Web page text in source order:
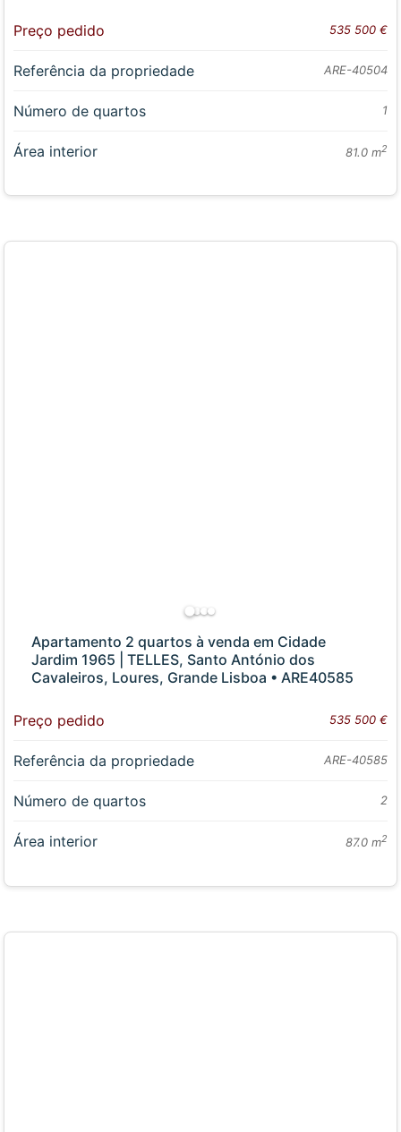
Preço pedido 535 500 €
Referência da propriedade ARE-40504
Número de quartos 1
Área interior 81.0 m2
Apartamento 2 quartos à venda em Cidade
Jardim 1965 | TELLES, Santo António dos
Cavaleiros, Loures, Grande Lisboa • ARE40585
Preço pedido 535 500 €
Referência da propriedade ARE-40585
Número de quartos 2
Área interior 87.0 m2